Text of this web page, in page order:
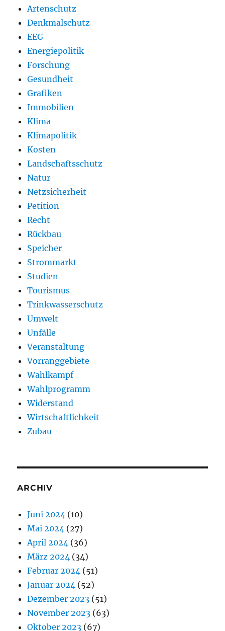
Artenschutz
Denkmalschutz
EEG
Energiepolitik
Forschung
Gesundheit
Grafiken
Immobilien
Klima
Klimapolitik
Kosten
Landschaftsschutz
Natur
Netzsicherheit
Petition
Recht
Rückbau
Speicher
Strommarkt
Studien
Tourismus
Trinkwasserschutz
Umwelt
Unfälle
Veranstaltung
Vorranggebiete
Wahlkampf
Wahlprogramm
Widerstand
Wirtschaftlichkeit
Zubau
ARCHIV
Juni 2024 (10)
Mai 2024 (27)
April 2024 (36)
März 2024 (34)
Februar 2024 (51)
Januar 2024 (52)
Dezember 2023 (51)
November 2023 (63)
Oktober 2023 (67)